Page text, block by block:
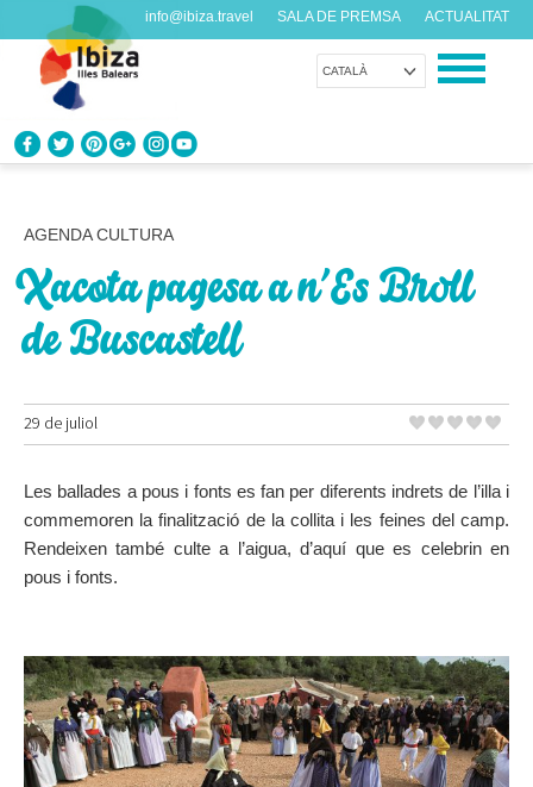
CATALÀ
info@ibiza.travel SALA DE PREMSA ACTUALITAT
GAUDEIX EIVISSA
Propostes per a tots els gustos
Cada dia alguna cosa nova
Dades pràctiques abans de visitar-nos
SOBRE EL MAPA
Arriba sempre a la teva destinació
AGENDA CULTURA
Xacota pagesa a n’Es Broll
de Buscastell
29 de juliol
Les ballades a pous i fonts es fan per diferents indrets de l’illa i
commemoren la finalització de la collita i les feines del camp.
Rendeixen també culte a l’aigua, d’aquí que es celebrin en
pous i fonts.